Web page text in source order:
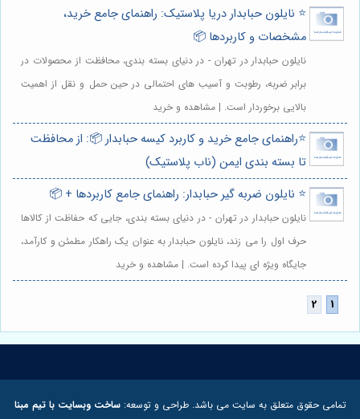
⭐️ نایلون حبابدار دریا پلاستیک: راهنمای جامع خرید،
مشخصات و کاربردها 📦
نایلون حبابدار در تهران - در دنیای بسته بندی، محافظت از محصولات در
برابر ضربه، رطوبت و آسیب های احتمالی در حین حمل و نقل از اهمیت
بالایی برخوردار است. | مشاهده و خرید
⭐️راهنمای جامع خرید و کاربرد کیسه حبابدار 📦: از محافظت
تا بسته بندی ایمن (ناب پلاستیک)
⭐️ نایلون ضربه گیر حبابدار: راهنمای جامع کاربردها + 📦
نایلون حبابدار در تهران - در دنیای بسته بندی، جایی که حفاظت از کالاها
حرف اول را می زند، نایلون حبابدار به عنوان یک راهکار مطمئن و کارآمد،
جایگاه ویژه ای پیدا کرده است. | مشاهده و خرید
تمامی حقوق متعلق به سایت می باشد. طراحی و توسعه:ساخت وبسایت با تیم مبنا